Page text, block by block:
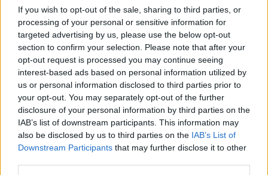
If you wish to opt-out of the sale, sharing to third parties, or
processing of your personal or sensitive information for
targeted advertising by us, please use the below opt-out
section to confirm your selection. Please note that after your
opt-out request is processed you may continue seeing
interest-based ads based on personal information utilized by
us or personal information disclosed to third parties prior to
your opt-out. You may separately opt-out of the further
disclosure of your personal information by third parties on the
IAB’s list of downstream participants. This information may
also be disclosed by us to third parties on the IAB’s List of
Downstream Participants that may further disclose it to other